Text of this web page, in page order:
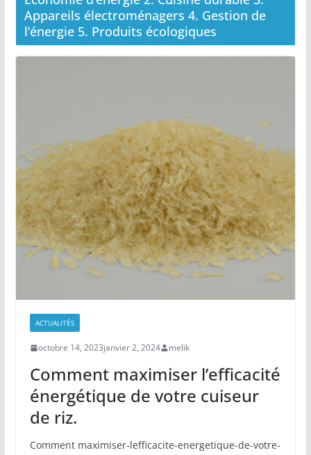
Appareils électroménagers 4. Gestion de
l’énergie 5. Produits écologiques
ACTUALITÉS
octobre 14, 2023janvier 2, 2024 melik
Comment maximiser l’efficacité
énergétique de votre cuiseur
de riz.
Comment maximiser-lefficacite-energetique-de-votre-